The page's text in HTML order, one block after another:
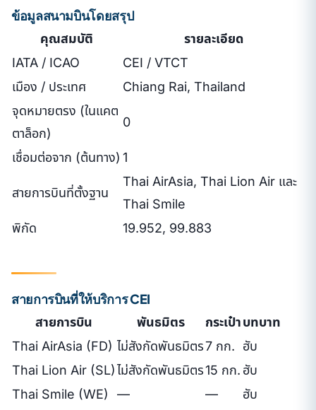
ข้อมูลสนามบินโดยสรุป
คุณสมบัติ
รายละเอียด
IATA / ICAO
CEI / VTCT
เมือง / ประเทศ
Chiang Rai, Thailand
จุดหมายตรง (ในแคต
ตาล็อก)
0
เชื่อมต่อจาก (ต้นทาง) 1
สายการบินที่ตั้งฐาน
Thai AirAsia, Thai Lion Air และ
Thai Smile
พิกัด
19.952, 99.883
สายการบินที่ให้บริการ CEI
สายการบิน พันธมิตร กระเป๋าบทบาท
Thai AirAsia (FD) ไม่สังกัดพันธมิตร7 กก.
ฮับ
Thai Lion Air (SL)ไม่สังกัดพันธมิตร15 กก. ฮับ
Thai Smile (WE)
— —
ฮับ